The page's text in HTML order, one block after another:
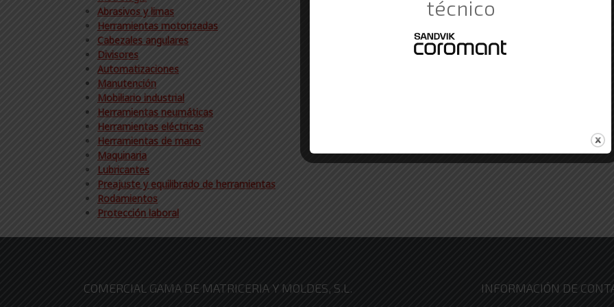
Abrasivos y limas
Herramientas motorizadas
Cabezales angulares
Divisores
Automatizaciones
Manutención
Mobiliario industrial
Herramientas neumáticas
Herramientas eléctricas
Herramientas de mano
Maquinaria
Lubricantes
Preajuste y equilibrado de herramientas
Rodamientos
Protección laboral
COMERCIAL GAMA DE MATRICERIA Y MOLDES, S.L. INFORMACIÓN DE
técnico